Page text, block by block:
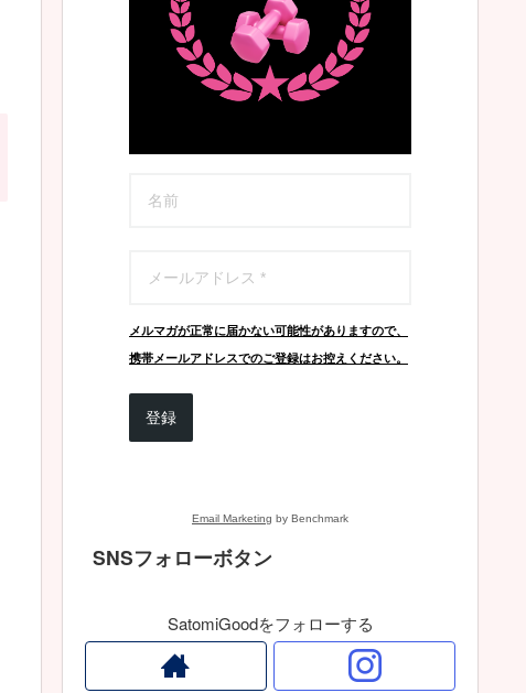
メルマガが正常に届かない可能性がありますので、
携帯メールアドレスでのご登録はお控えください。
登録
Email Marketing by Benchmark
SNSフォローボタン
SatomiGoodをフォローする